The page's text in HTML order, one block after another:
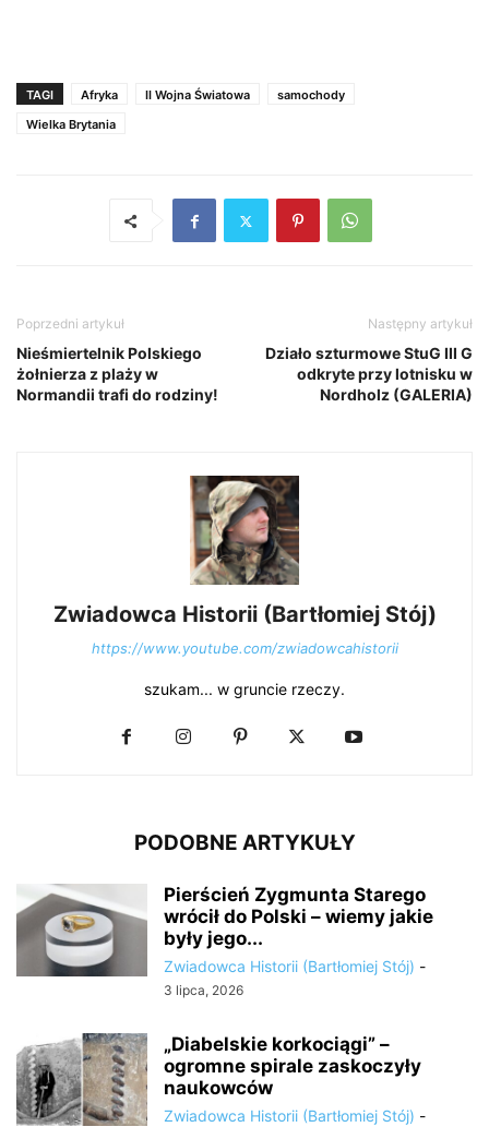
TAGI Afryka II Wojna Światowa
samochody
Wielka Brytania
Poprzedni artykuł
Nieśmiertelnik Polskiego
żołnierza z plaży w
Normandii trafi do rodziny!
Następny artykuł
Działo szturmowe StuG III G
odkryte przy lotnisku w
Nordholz (GALERIA)
Zwiadowca Historii (Bartłomiej Stój)
https://www.youtube.com/zwiadowcahistorii
szukam... w gruncie rzeczy.
PODOBNE ARTYKUŁY
Pierścień Zygmunta Starego
wrócił do Polski – wiemy jakie
były jego...
Zwiadowca Historii (Bartłomiej Stój) -
3 lipca, 2026
„Diabelskie korkociągi” –
ogromne spirale zaskoczyły
naukowców
Zwiadowca Historii (Bartłomiej Stój) -